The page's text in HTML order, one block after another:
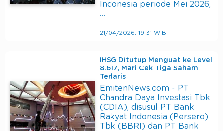
Indonesia periode Mei 2026,
…
21/04/2026, 19:31 WIB
IHSG Ditutup Menguat ke Level
8.617, Mari Cek Tiga Saham
Terlaris
EmitenNews.com - PT
Chandra Daya Investasi Tbk
(CDIA), disusul PT Bank
Rakyat Indonesia (Persero)
Tbk (BBRI) dan PT Bank